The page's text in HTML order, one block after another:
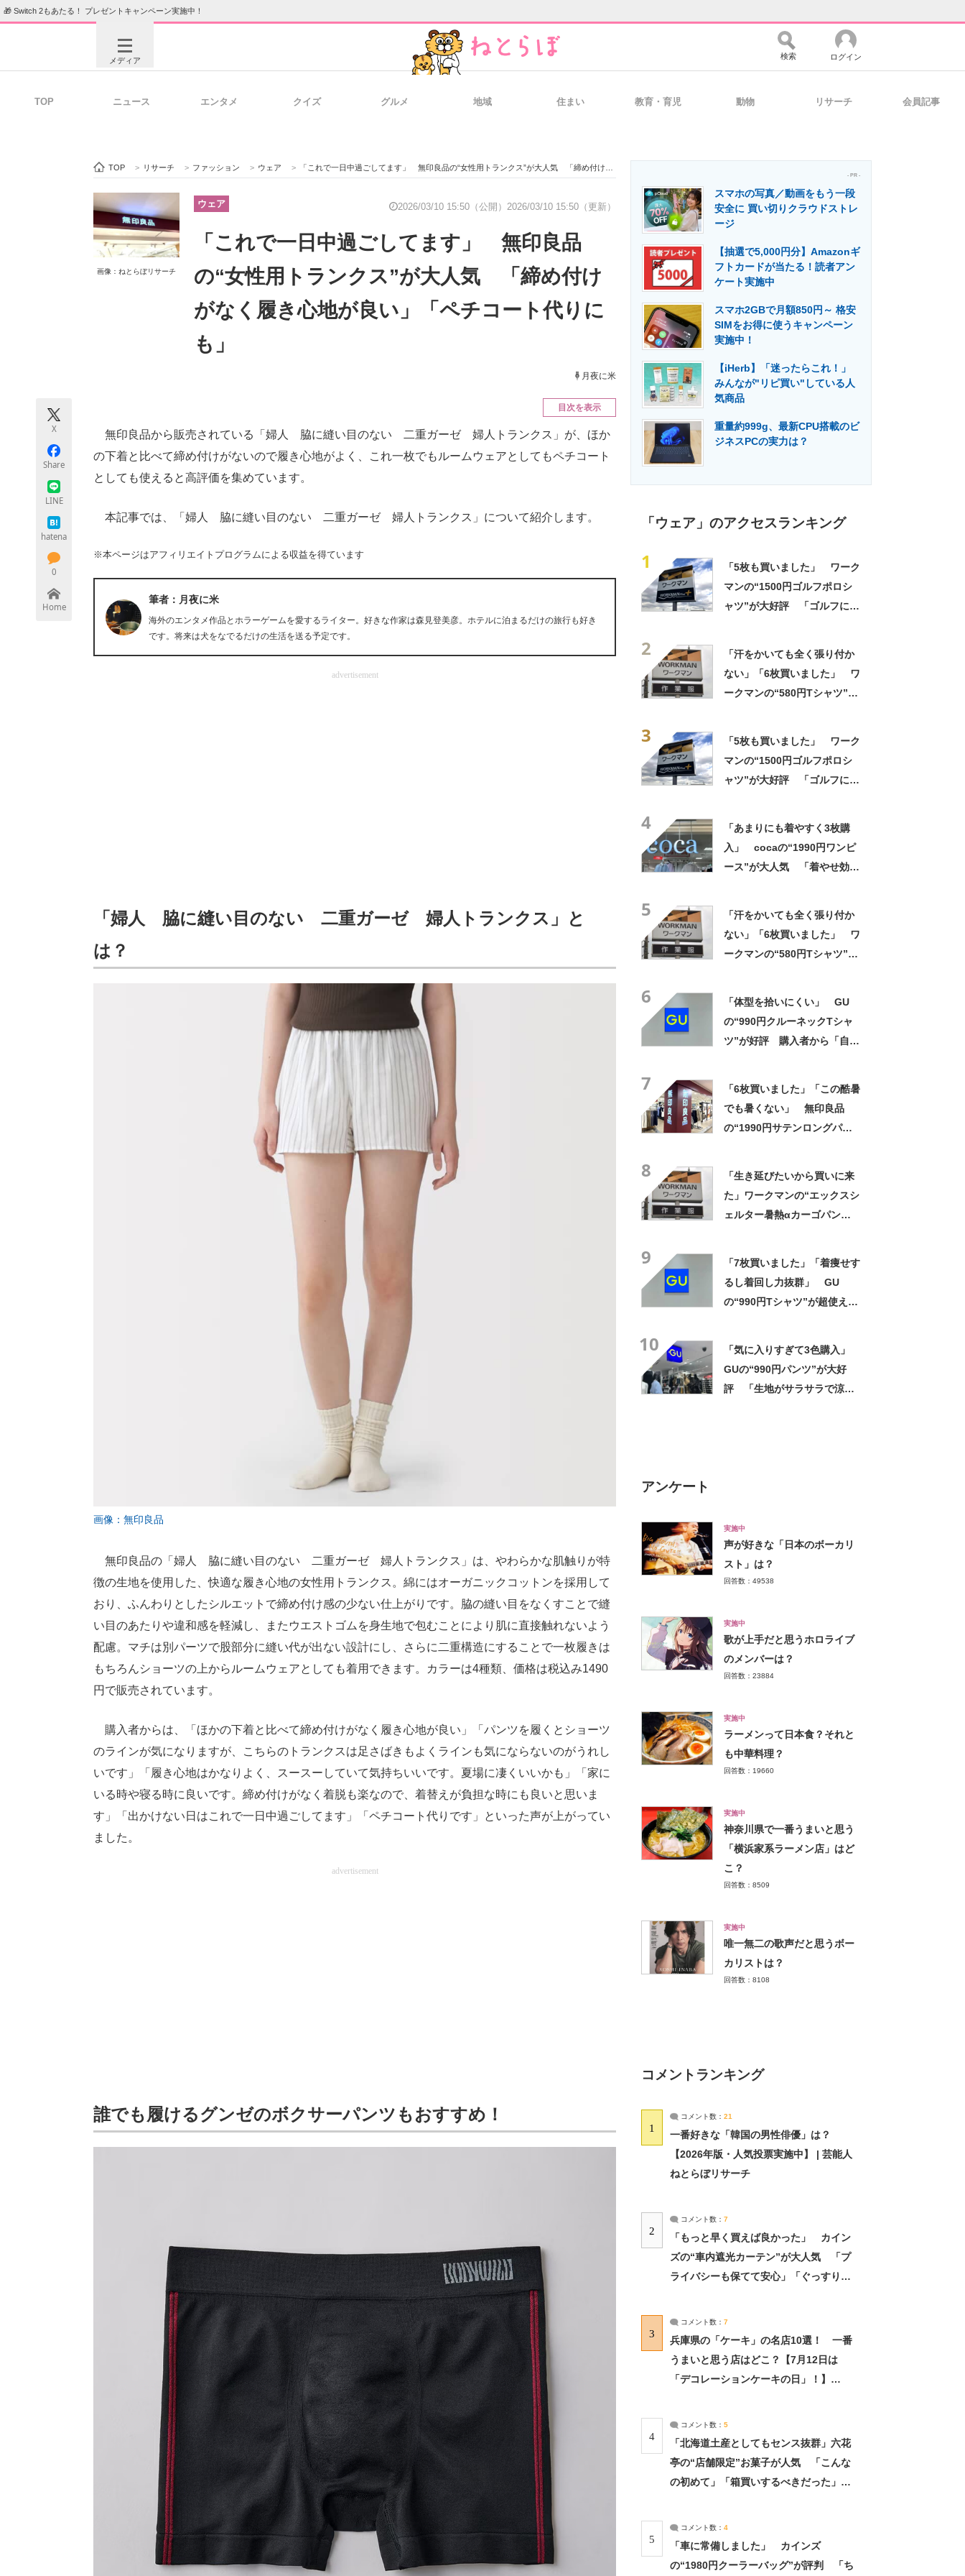
🎁 Switch 2もあたる！ プレゼントキャンペーン実施中！
メディア
ビジネスと働き方のヒント 経営リーダーのコミュニティ マーケ×ITの今がよく分かる
製造業のIT導入・活用を支援
エネルギーの専門メディア 建設×テクノロジーの最前線
検索 ログイン
TOP ニュース エンタメ クイズ グルメ 地域 住まい 教育・育児 動物 リサーチ 会員記事
TOP > リサーチ > ファッション > ウェア > 「これで一日中過ごしてます」 無印良品の“女性用トランクス”が大人気 「締め付けがなく履き心地が良い」「ペチコート代りにも」
画像：ねとらぼリサーチ
ウェア 2026/03/10 15:50（公開） 2026/03/10 15:50（更新）
「これで一日中過ごしてます」 無印良品
の“女性用トランクス”が大人気 「締め付け
がなく履き心地が良い」「ペチコート代りに
も」
月夜に米
X
Share
LINE
hatena
0
Home
目次を表示
無印良品から販売されている「婦人 脇に縫い目のない 二重ガーゼ 婦人トランクス」が、ほか
の下着と比べて締め付けがないので履き心地がよく、これ一枚でもルームウェアとしてもペチコート
としても使えると高評価を集めています。
本記事では、「婦人 脇に縫い目のない 二重ガーゼ 婦人トランクス」について紹介します。
※本ページはアフィリエイトプログラムによる収益を得ています
筆者：月夜に米
海外のエンタメ作品とホラーゲームを愛するライター。好きな作家は森見登美彦。ホテルに泊まるだけの旅行も好き
です。将来は犬をなでるだけの生活を送る予定です。
advertisement
「婦人 脇に縫い目のない 二重ガーゼ 婦人トランクス」と
は？
画像：無印良品
無印良品の「婦人 脇に縫い目のない 二重ガーゼ 婦人トランクス」は、やわらかな肌触りが特
徴の生地を使用した、快適な履き心地の女性用トランクス。綿にはオーガニックコットンを採用して
おり、ふんわりとしたシルエットで締め付け感の少ない仕上がりです。脇の縫い目をなくすことで縫
い目のあたりや違和感を軽減し、またウエストゴムを身生地で包むことにより肌に直接触れないよう
配慮。マチは別パーツで股部分に縫い代が出ない設計にし、さらに二重構造にすることで一枚履きは
もちろんショーツの上からルームウェアとしても着用できます。カラーは4種類、価格は税込み1490
円で販売されています。
購入者からは、「ほかの下着と比べて締め付けがなく履き心地が良い」「パンツを履くとショーツ
のラインが気になりますが、こちらのトランクスは足さばきもよくラインも気にならないのがうれし
いです」「履き心地はかなりよく、スースーしていて気持ちいいです。夏場に凄くいいかも」「家に
いる時や寝る時に良いです。締め付けがなく着脱も楽なので、着替えが負担な時にも良いと思いま
す」「出かけない日はこれで一日中過ごしてます」「ペチコート代りです」といった声が上がってい
ました。
advertisement
誰でも履けるグンゼのボクサーパンツもおすすめ！
- PR -
スマホの写真／動画をもう一段
安全に 買い切りクラウドストレ
ージ
【抽選で5,000円分】Amazonギ
フトカードが当たる！読者アン
ケート実施中
スマホ2GBで月額850円～ 格安
SIMをお得に使うキャンペーン
実施中！
【iHerb】「迷ったらこれ！」
みんなが"リピ買い"している人
気商品
重量約999g、最新CPU搭載のビ
ジネスPCの実力は？
「ウェア」のアクセスランキング
1
「5枚も買いました」 ワーク
マンの“1500円ゴルフポロシ
ャツ”が大好評 「ゴルフにも
2
「汗をかいても全く張り付か
ない」「6枚買いました」 ワ
ークマンの“580円Tシャツ”が
3
「5枚も買いました」 ワーク
マンの“1500円ゴルフポロシ
ャツ”が大好評 「ゴルフにも
4
「あまりにも着やすく3枚購
入」 cocaの“1990円ワンピ
ース”が大人気 「着やせ効果
5
「汗をかいても全く張り付か
ない」「6枚買いました」 ワ
ークマンの“580円Tシャツ”が
6
「体型を拾いにくい」 GU
の“990円クルーネックTシャ
ツ”が好評 購入者から「自然
7
「6枚買いました」「この酷暑
でも暑くない」 無印良品
の“1990円サテンロングパン
8
「生き延びたいから買いに来
た」ワークマンの“エックスシ
ェルター暑熱αカーゴパン
9
「7枚買いました」「着痩せす
るし着回し力抜群」 GU
の“990円Tシャツ”が超使え
10
「気に入りすぎて3色購入」
GUの“990円パンツ”が大好
評 「生地がサラサラで涼し
アンケート
実施中
声が好きな「日本のボーカリ
スト」は？
回答数：49538
実施中
歌が上手だと思うホロライブ
のメンバーは？
回答数：23884
実施中
ラーメンって日本食？それと
も中華料理？
回答数：19660
実施中
神奈川県で一番うまいと思う
「横浜家系ラーメン店」はど
こ？
回答数：8509
実施中
唯一無二の歌声だと思うボー
カリストは？
回答数：8108
コメントランキング
1
コメント数： 21
一番好きな「韓国の男性俳優」は？
【2026年版・人気投票実施中】 | 芸能人
ねとらぼリサーチ
2
コメント数： 7
「もっと早く買えば良かった」 カイン
ズの“車内遮光カーテン”が大人気 「プ
ライバシーも保てて安心」「ぐっすり眠
3
コメント数： 7
兵庫県の「ケーキ」の名店10選！ 一番
うまいと思う店はどこ？【7月12日は
「デコレーションケーキの日」！】
4
コメント数： 5
「北海道土産としてもセンス抜群」六花
亭の“店舗限定”お菓子が人気 「こんな
の初めて」「箱買いするべきだった」
5
コメント数： 4
「車に常備しました」 カインズ
の“1980円クーラーバッグ”が評判 「ち